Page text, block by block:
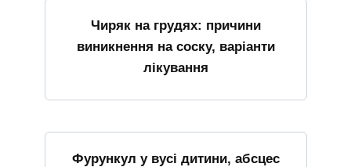
Чиряк на грудях: причини
виникнення на соску, варіанти
лікування
Фурункул у вусі дитини, абсцес